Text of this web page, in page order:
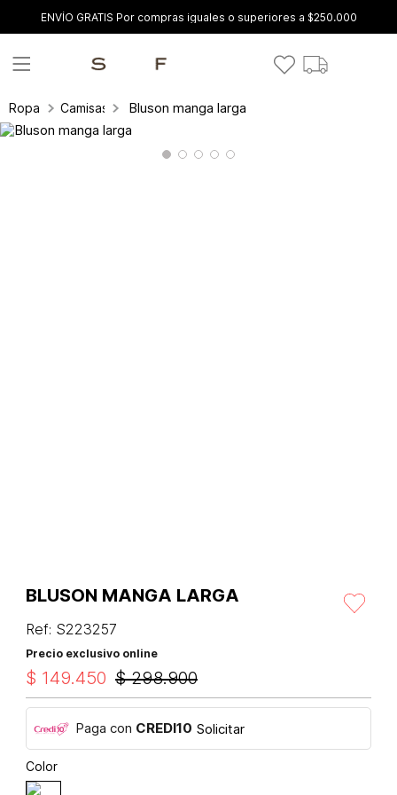
ENVÍO GRATIS Por compras iguales o superiores a $250.000
Ropa Camisas y blusasBluson manga larga
BLUSON MANGA LARGA
Ref: S223257
Precio exclusivo online
$ 298.900
$ 149.450
Paga con CREDI10 Solicitar
Color